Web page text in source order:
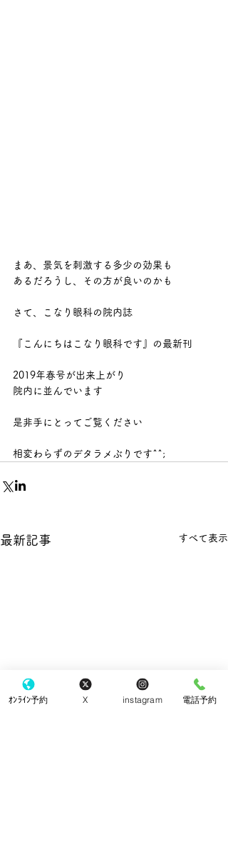
まあ、景気を刺激する多少の効果も
あるだろうし、その方が良いのかも
さて、こなり眼科の院内誌
『こんにちはこなり眼科です』の最新刊
2019年春号が出来上がり
院内に並んでいます
是非手にとってご覧ください
相変わらずのデタラメぶりです^^;
最新記事 すべて表示
ｵﾝﾗｲﾝ予約 X instagram 電話予約